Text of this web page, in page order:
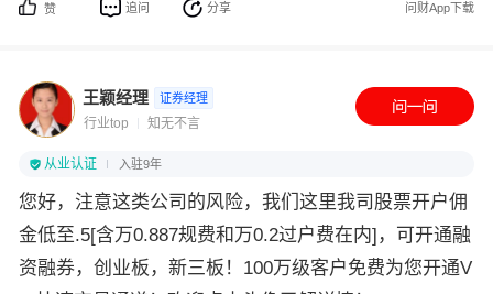
赞 追问 分享 问财App下载
王颖经理 证券经理
行业top 知无不言
从业认证 入驻9年
您好，注意这类公司的风险，我们这里我司股票开户佣
金低至.5[含万0.887规费和万0.2过户费在内]，可开通融
资融券，创业板，新三板！100万级客户免费为您开通V